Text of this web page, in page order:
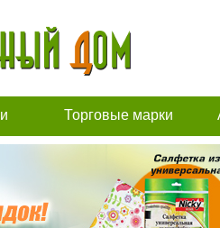
Торговые марки